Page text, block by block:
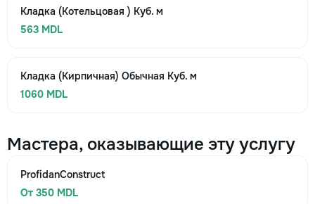
Кладка (Котельцовая ) Куб. м
563 MDL
Кладка (Кирпичная) Обычная Куб. м
1060 MDL
Мастера, оказывающие эту услугу
ProfidanConstruct
От 350 MDL